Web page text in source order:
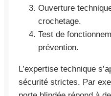
Ouverture
crochetage.
Test de
prévention.
L’expertise technique
sécurité strictes. Par